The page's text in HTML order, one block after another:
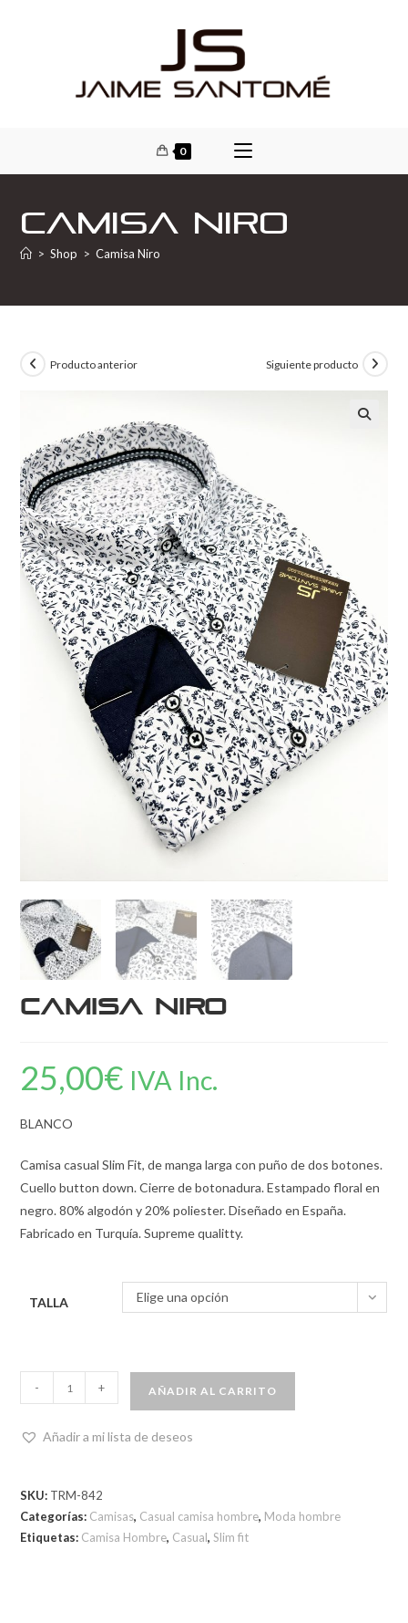
0
Camisa Niro
> Shop > Camisa Niro
Producto anterior Siguiente producto
Camisa Niro
25,00€ IVA Inc.
BLANCO
Camisa casual Slim Fit, de manga larga con puño de dos botones.
Cuello button down. Cierre de botonadura. Estampado floral en
negro. 80% algodón y 20% poliester. Diseñado en España.
Fabricado en Turquía. Supreme qualitty.
TALLA Elige una opción
- + AÑADIR AL CARRITO
Añadir a mi lista de deseos
SKU: TRM-842
Categorías: Camisas, Casual camisa hombre, Moda hombre
Etiquetas: Camisa Hombre, Casual,Slim fit